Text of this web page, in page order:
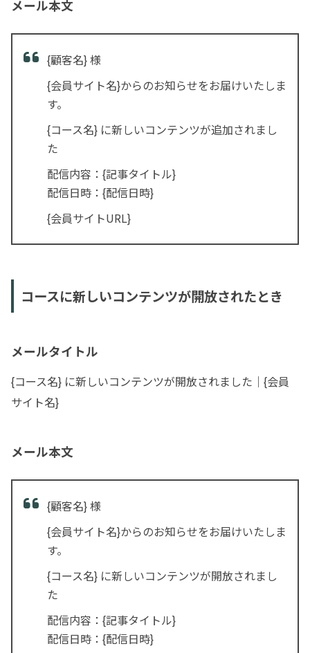
メール本文
{顧客名} 様
{会員サイト名}からのお知らせをお届けいたしま
す。
{コース名} に新しいコンテンツが追加されまし
た
配信内容：{記事タイトル}
配信日時：{配信日時}
{会員サイトURL}
コースに新しいコンテンツが開放されたとき
メールタイトル
{コース名} に新しいコンテンツが開放されました｜{会員
サイト名}
メール本文
{顧客名} 様
{会員サイト名}からのお知らせをお届けいたしま
す。
{コース名} に新しいコンテンツが開放されまし
た
配信内容：{記事タイトル}
配信日時：{配信日時}